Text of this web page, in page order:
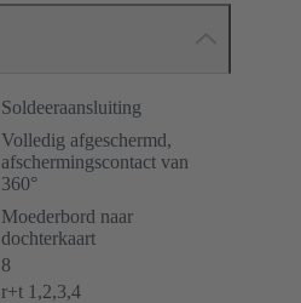
Soldeeraansluiting
Volledig afgeschermd,
afschermingscontact van
360°
Moederbord naar
dochterkaart
8
r+t 1,2,3,4